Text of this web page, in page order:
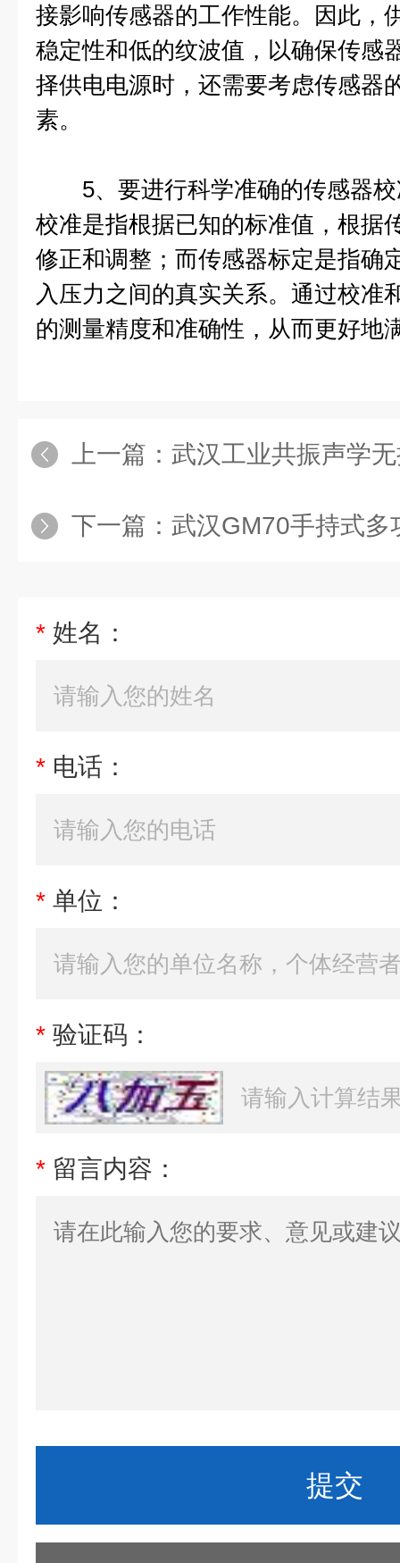
接影响传感器的工作性能。因此，
稳定性和低的纹波值，以确保传感
择供电电源时，还需要考虑传感器
素。
5、要进行科学准确的传感器校
校准是指根据已知的标准值，根据
修正和调整；而传感器标定是指确
入压力之间的真实关系。通过校准
的测量精度和准确性，从而更好地
上一篇： 武汉工业共振声学
下一篇： 武汉GM70手持式多
* 姓名：
* 电话：
* 单位：
* 验证码：
* 留言内容：